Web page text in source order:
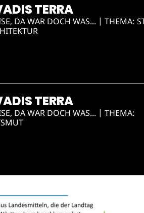
TERRA
DA WAR DOCH WAS... | THEMA:
TERRA
DA WAR DOCH WAS... | THEMA: